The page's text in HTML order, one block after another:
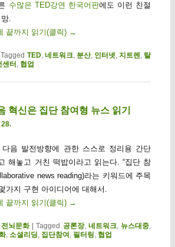
수많은 TED강연 한국어판에도 이런 친절
.
끝까지 읽기(클릭) →
|Tagged TED, 네트워크, 분산, 인터넷,지트렌, 탈
센터 , 협업
혁신은 집단 참여형 뉴스 읽기
음 발전방향에 관한 스스로 정리용 간단
해놓고 거친 떡밥이라고 읽는다. “집단 참
news reading)라는 키워드에 주목
가지 구현 아이디어에 대해서.
끝까지 읽기(클릭) →
전뇌문화 |Tagged 공론장,네트워크 뉴스대중
, 소셜리딩 집단참여 필터링 협업